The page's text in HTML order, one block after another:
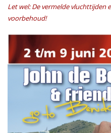
Let wel: De vermelde vluchttijden
voorbehoud!